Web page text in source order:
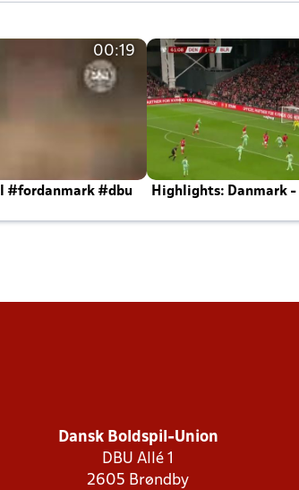
00:19
#fordanmark #dbu
Highlights: Danmark -
Dansk Boldspil-Union
DBU Allé 1
2605 Brøndby